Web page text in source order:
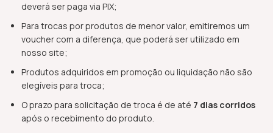
deverá ser paga via PIX;
Para trocas por produtos de menor valor, emitiremos um
voucher com a diferença, que poderá ser utilizado em
nosso site;
Produtos adquiridos em promoção ou liquidação não são
elegíveis para troca;
O prazo para solicitação de troca é de até 7 dias corridos
após o recebimento do produto.